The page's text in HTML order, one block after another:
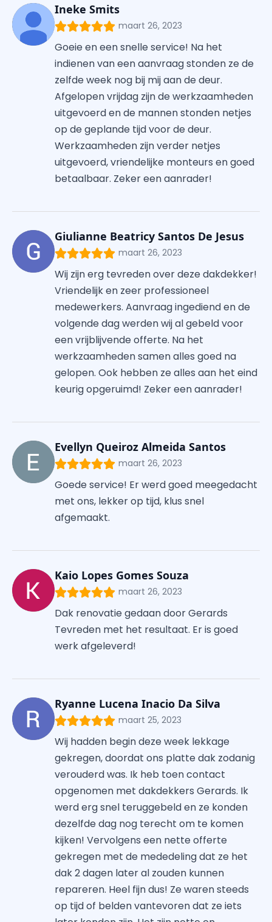
Ineke Smits
maart 26, 2023
Goeie en een snelle service! Na het
indienen van een aanvraag stonden ze de
zelfde week nog bij mij aan de deur.
Afgelopen vrijdag zijn de werkzaamheden
uitgevoerd en de mannen stonden netjes
op de geplande tijd voor de deur.
Werkzaamheden zijn verder netjes
uitgevoerd, vriendelijke monteurs en goed
betaalbaar. Zeker een aanrader!
Giulianne Beatricy Santos De Jesus
maart 26, 2023
Wij zijn erg tevreden over deze dakdekker!
Vriendelijk en zeer professioneel
medewerkers. Aanvraag ingediend en de
volgende dag werden wij al gebeld voor
een vrijblijvende offerte. Na het
werkzaamheden samen alles goed na
gelopen. Ook hebben ze alles aan het eind
keurig opgeruimd! Zeker een aanrader!
Evellyn Queiroz Almeida Santos
maart 26, 2023
Goede service! Er werd goed meegedacht
met ons, lekker op tijd, klus snel
afgemaakt.
Kaio Lopes Gomes Souza
maart 26, 2023
Dak renovatie gedaan door Gerards
Tevreden met het resultaat. Er is goed
werk afgeleverd!
Ryanne Lucena Inacio Da Silva
maart 25, 2023
Wij hadden begin deze week lekkage
gekregen, doordat ons platte dak zodanig
verouderd was. Ik heb toen contact
opgenomen met dakdekkers Gerards. Ik
werd erg snel teruggebeld en ze konden
dezelfde dag nog terecht om te komen
kijken! Vervolgens een nette offerte
gekregen met de mededeling dat ze het
dak 2 dagen later al zouden kunnen
repareren. Heel fijn dus! Ze waren steeds
op tijd of belden vantevoren dat ze iets